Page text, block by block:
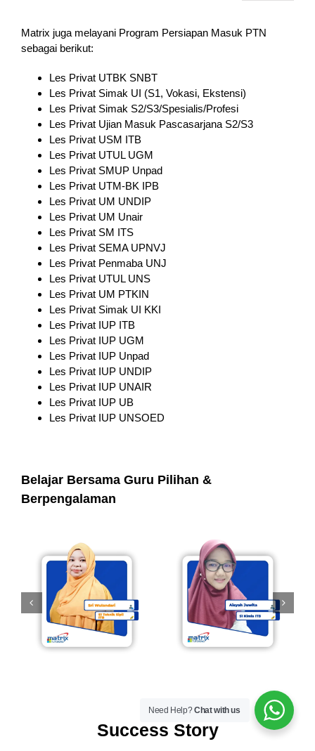
Matrix juga melayani Program Persiapan Masuk PTN
sebagai berikut:
Les Privat UTBK SNBT
Les Privat Simak UI (S1, Vokasi, Ekstensi)
Les Privat Simak S2/S3/Spesialis/Profesi
Les Privat Ujian Masuk Pascasarjana S2/S3
Les Privat USM ITB
Les Privat UTUL UGM
Les Privat SMUP Unpad
Les Privat UTM-BK IPB
Les Privat UM UNDIP
Les Privat UM Unair
Les Privat SM ITS
Les Privat SEMA UPNVJ
Les Privat Penmaba UNJ
Les Privat UTUL UNS
Les Privat UM PTKIN
Les Privat Simak UI KKI
Les Privat IUP ITB
Les Privat IUP UGM
Les Privat IUP Unpad
Les Privat IUP UNDIP
Les Privat IUP UNAIR
Les Privat IUP UB
Les Privat IUP UNSOED
Belajar Bersama Guru Pilihan &
Berpengalaman
Success Story
Need Help?Chat with us